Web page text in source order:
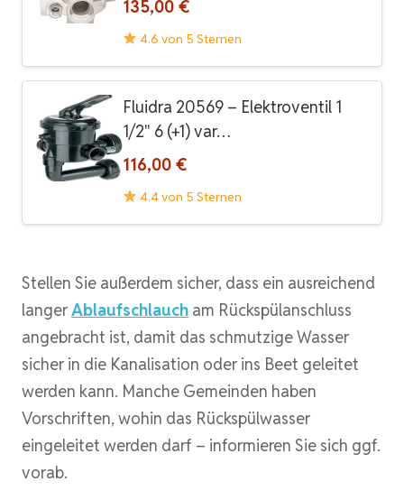
135,00 €
4.6 von 5 Sternen
Fluidra 20569 – Elektroventil 1
1/2" 6 (+1) var…
116,00 €
4.4 von 5 Sternen
Stellen Sie außerdem sicher, dass ein ausreichend
langerAblaufschlauch am Rückspülanschluss
angebracht ist, damit das schmutzige Wasser
sicher in die Kanalisation oder ins Beet geleitet
werden kann. Manche Gemeinden haben
Vorschriften, wohin das Rückspülwasser
eingeleitet werden darf – informieren Sie sich ggf.
vorab.